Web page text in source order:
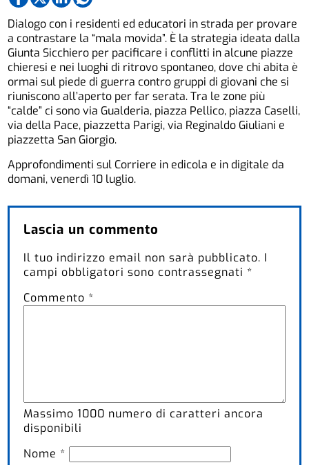
Dialogo con i residenti ed educatori in strada per provare
a contrastare la “mala movida”. È la strategia ideata dalla
Giunta Sicchiero per pacificare i conflitti in alcune piazze
chieresi e nei luoghi di ritrovo spontaneo, dove chi abita è
ormai sul piede di guerra contro gruppi di giovani che si
riuniscono all’aperto per far serata. Tra le zone più
“calde” ci sono via Gualderia, piazza Pellico, piazza Caselli,
via della Pace, piazzetta Parigi, via Reginaldo Giuliani e
piazzetta San Giorgio.
Approfondimenti sul Corriere in edicola e in digitale da
domani, venerdì 10 luglio.
Lascia un commento
Il tuo indirizzo email non sarà pubblicato. I
campi obbligatori sono contrassegnati *
Commento *
Massimo1000 numero di caratteri ancora
disponibili
Nome *